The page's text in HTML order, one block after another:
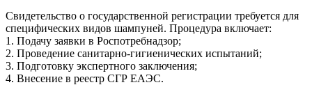
Свидетельство о государственной регистрации требуется для
специфических видов шампуней. Процедура включает:
1. Подачу заявки в Роспотребнадзор;
2. Проведение санитарно-гигиенических испытаний;
3. Подготовку экспертного заключения;
4. Внесение в реестр СГР ЕАЭС.